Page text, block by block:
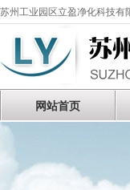
苏州工业园区立盈净化科技
网站首页